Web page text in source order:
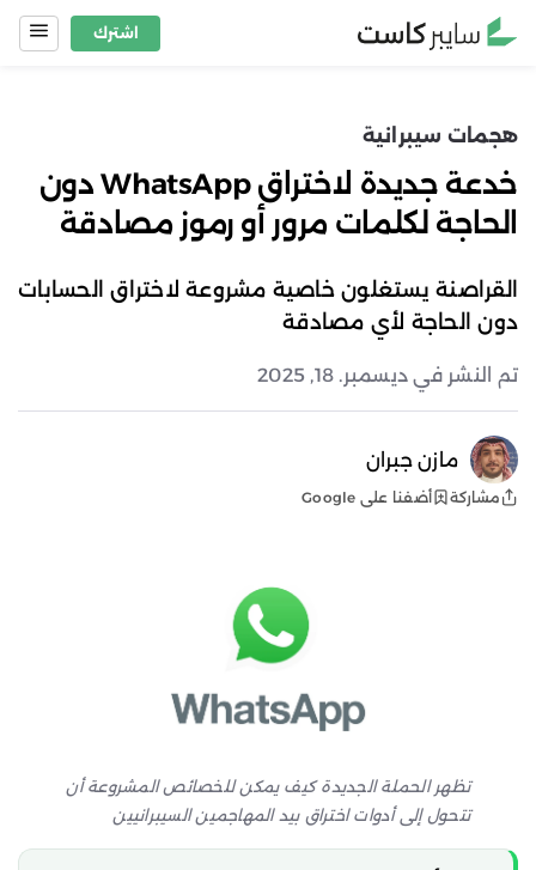
Skip
اشترك
هجمات سيبرانية
خدعة جديدة لاختراق WhatsApp دون
الحاجة لكلمات مرور أو رموز مصادقة
القراصنة يستغلون خاصية مشروعة لاختراق الحسابات
دون الحاجة لأي مصادقة
تم النشر في ديسمبر. 18, 2025
مازن جبران
مشاركة أضفنا على Google
تظهر الحملة الجديدة كيف يمكن للخصائص المشروعة أن
تتحول إلى أدوات اختراق بيد المهاجمين السيبرانيين